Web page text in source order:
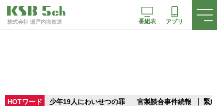
株式会社 瀬戸内海放送 番組表 アプリ
HOTワード 少年19人にわいせつの罪 官製談合事件続報 緊